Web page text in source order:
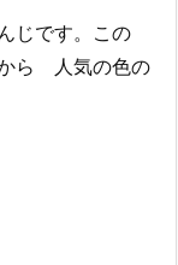
じです。この
ら 人気の色の